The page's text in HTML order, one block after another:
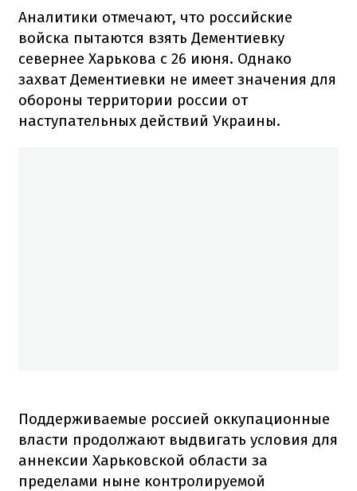
Аналитики отмечают, что российские
войска пытаются взять Дементиевку
севернее Харькова с 26 июня. Однако
захват Дементиевки не имеет значения для
обороны территории россии от
наступательных действий Украины.
Поддерживаемые россией оккупационные
власти продолжают выдвигать условия для
аннексии Харьковской области за
пределами ныне контролируемой